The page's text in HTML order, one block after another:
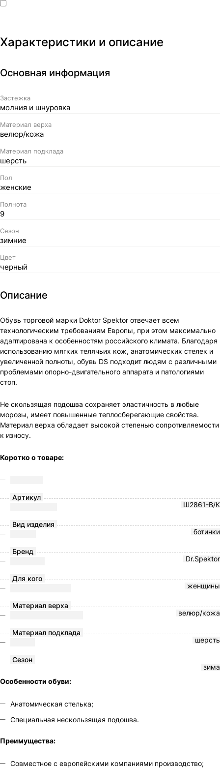
Характеристики и описание
Основная информация
Застежка
молния и шнуровка
Материал верха
велюр/кожа
Материал подклада
шерсть
Пол
женские
Полнота
9
Сезон
зимние
Цвет
черный
Описание
Обувь торговой марки Doktor Spektor отвечает всем
технологическим требованиям Европы, при этом максимально
адаптирована к особенностям российского климата. Благодаря
использованию мягких телячьих кож, анатомических стелек и
увеличенной полноты, обувь DS подходит людям с различными
проблемами опорно-двигательного аппарата и патологиями
стоп.
Не скользящая подошва сохраняет эластичность в любые
морозы, имеет повышенные теплосберегающие свойства.
Материал верха обладает высокой степенью сопротивляемости
к износу.
Коротко о товаре:
Артикул
Ш2861-В/К
Вид изделия
ботинки
Бренд
Dr.Spektor
Для кого
женщины
Материал верха
велюр/кожа
Материал подклада
шерсть
Сезон
зима
Особенности обуви:
Анатомическая стелька;
Специальная нескользящая подошва.
Преимущества:
Совместное с европейскими компаниями производство;